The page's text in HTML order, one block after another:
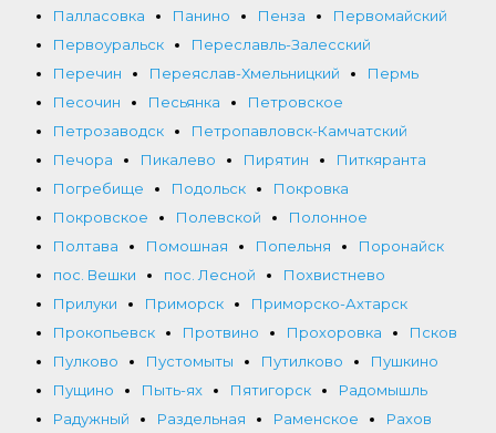
Палласовка
Панино Пенза
Первомайский
Первоуральск
Переславль-Залесский
Перечин
Переяслав-Хмельницкий
Пермь
Песочин
Песьянка
Петровское
Петрозаводск
Петропавловск-Камчатский
Печора
Пикалево Пирятин
Питкяранта
Погребище
Подольск
Покровка
Покровское
Полевской
Полонное
Полтава
Помошная Попельня
Поронайск
пос. Вешки
пос. Лесной
Похвистнево
Прилуки
Приморск
Приморско-Ахтарск
Прокопьевск
Протвино Прохоровка
Псков
Пулково
Пустомыты Путилково
Пушкино
Пущино
Пыть-ях Пятигорск
Радомышль
Радужный
Раздельная Раменское Рахов